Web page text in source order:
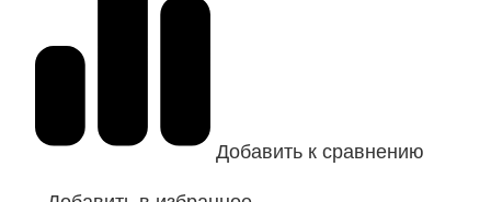
Добавить к сравнению